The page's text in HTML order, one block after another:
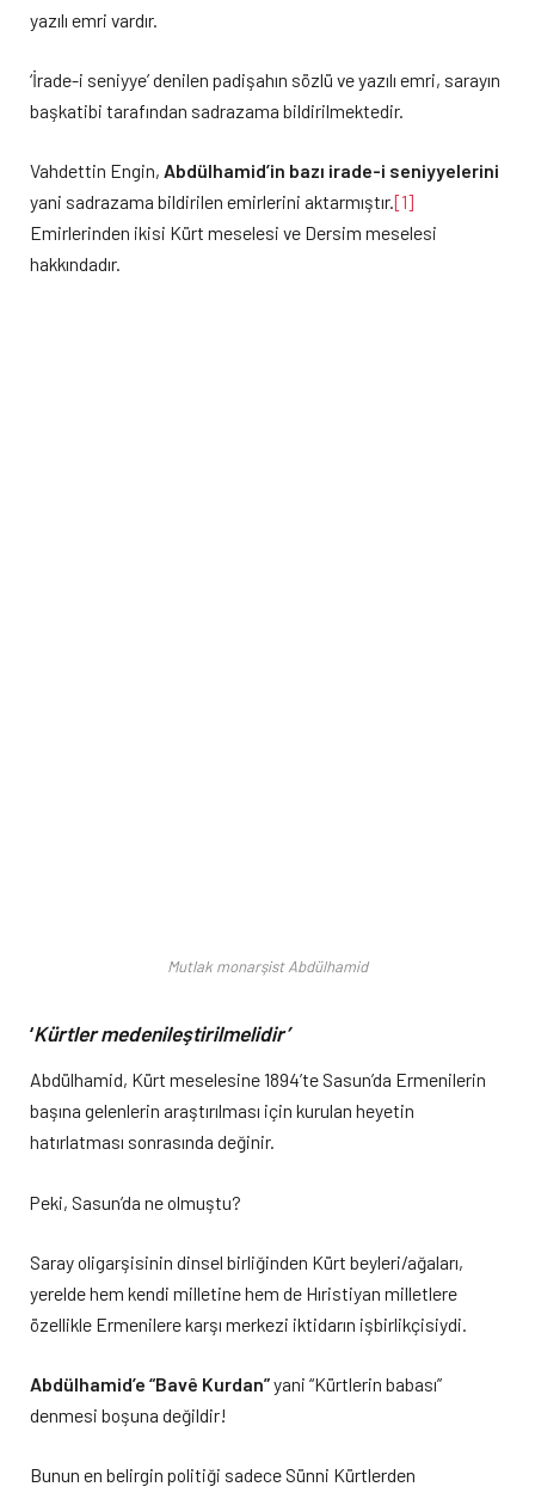
yazılı emri vardır.
‘İrade-i seniyye’ denilen padişahın sözlü ve yazılı emri, sarayın
başkatibi tarafından sadrazama bildirilmektedir.
Vahdettin Engin, Abdülhamid’in bazı irade-i seniyyelerini
yani sadrazama bildirilen emirlerini aktarmıştır.[1]
Emirlerinden ikisi Kürt meselesi ve Dersim meselesi
hakkındadır.
Mutlak monarşist Abdülhamid
‘Kürtler medenileştirilmelidir’
Abdülhamid, Kürt meselesine 1894’te Sasun’da Ermenilerin
başına gelenlerin araştırılması için kurulan heyetin
hatırlatması sonrasında değinir.
Peki, Sasun’da ne olmuştu?
Saray oligarşisinin dinsel birliğinden Kürt beyleri/ağaları,
yerelde hem kendi milletine hem de Hıristiyan milletlere
özellikle Ermenilere karşı merkezi iktidarın işbirlikçisiydi.
Abdülhamid’e “Bavê Kurdan”yani “Kürtlerin babası”
denmesi boşuna değildir!
Bunun en belirgin politiği sadece Sünni Kürtlerden